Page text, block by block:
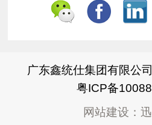
广东鑫统仕集团有限公
粤ICP备
网站建设 ：